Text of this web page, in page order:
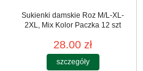
Sukienki damskie Roz M/L-XL-
2XL, Mix Kolor Paczka 12 szt
28.00 zł
szczegóły